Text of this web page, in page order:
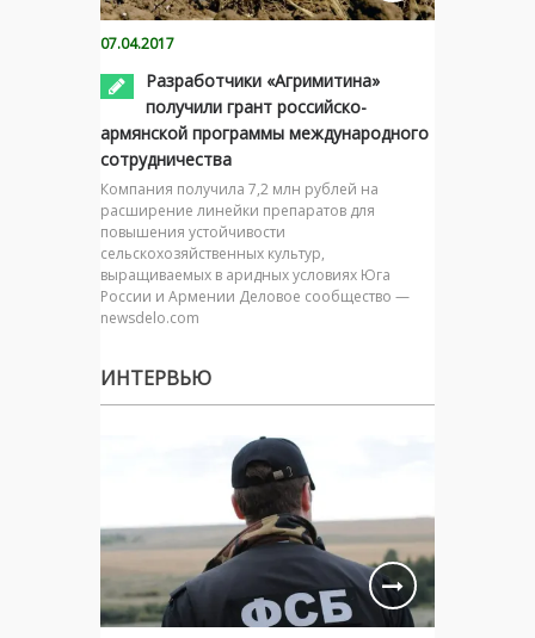
07.04.2017
Разработчики «Агримитина»
получили грант российско-
армянской программы международного
сотрудничества
Компания получила 7,2 млн рублей на
расширение линейки препаратов для
повышения устойчивости
сельскохозяйственных культур,
выращиваемых в аридных условиях Юга
России и Армении Деловое сообщество —
newsdelo.com
ИНТЕРВЬЮ